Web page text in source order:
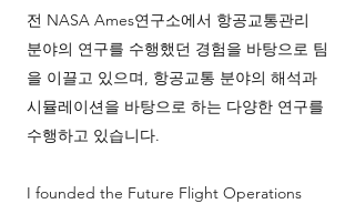
전 NASA Ames연구소에서 항공교통관리
분야의 연구를 수행했던 경험을 바탕으로 팀
을 이끌고 있으며, 항공교통 분야의 해석과
시뮬레이션을 바탕으로 하는 다양한 연구를
수행하고 있습니다.
I founded the Future Flight Operations